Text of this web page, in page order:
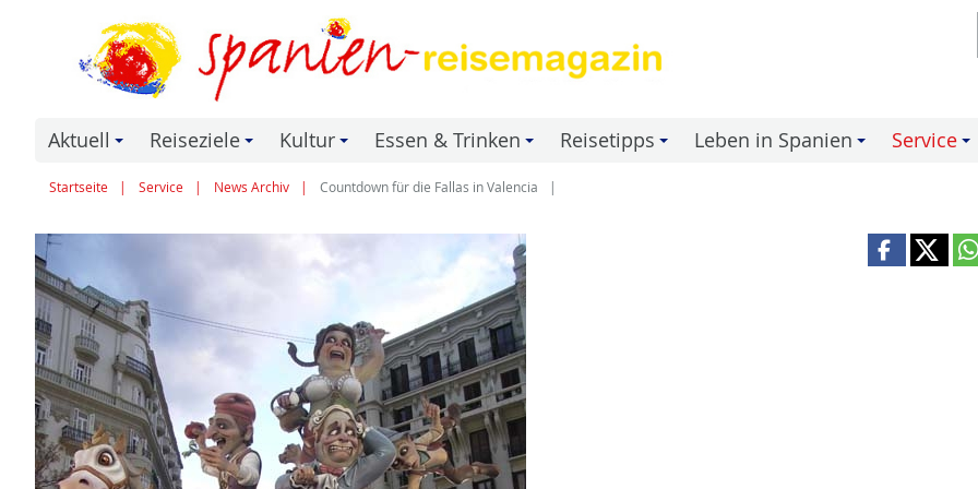
Aktuell Reiseziele Kultur Essen & Trinken Reisetipps Leben in Spanien Service
Startseite Service News Archiv Countdown für die Fallas in Valencia